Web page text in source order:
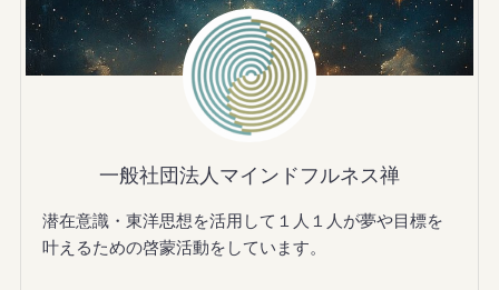
一般社団法人マインドフルネス禅
潜在意識・東洋思想を活用して１人１人が夢や目標を
叶えるための啓蒙活動をしています。